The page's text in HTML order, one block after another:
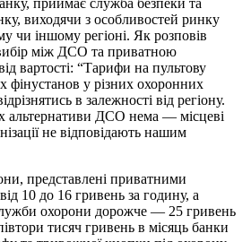
виходячи з особливостей ринку
чи іншому регіоні. Як розповів
між ДСО та приватною
вартості: “Тарифи на пультову
фінустанов у різних охоронних
в залежності від регіону.
альтернативи ДСО нема — місцеві
не відповідають нашим
представлені приватними
10 до 16 гривень за годину, а
охорони дорожче — 25 гривень
тисяч гривень в місяць банки